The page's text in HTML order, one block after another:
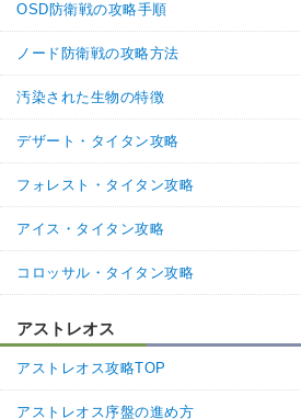
OSD防衛戦の攻略手順
ノード防衛戦の攻略方法
汚染された生物の特徴
デザート・タイタン攻略
フォレスト・タイタン攻略
アイス・タイタン攻略
コロッサル・タイタン攻略
アストレオス
アストレオス攻略TOP
アストレオス序盤の進め方